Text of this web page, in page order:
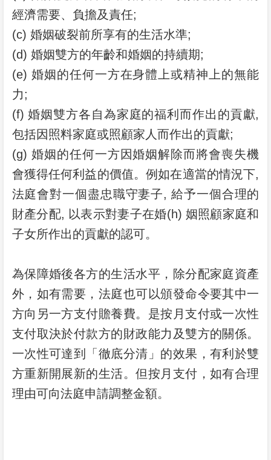
經濟需要、負擔及責任;
(c) 婚姻破裂前所享有的生活水準;
(d) 婚姻雙方的年齡和婚姻的持續期;
(e) 婚姻的任何一方在身體上或精神上的無能
力;
(f) 婚姻雙方各自為家庭的福利而作出的貢獻,
包括因照料家庭或照顧家人而作出的貢獻;
(g) 婚姻的任何一方因婚姻解除而將會喪失機
會獲得任何利益的價值。例如在適當的情況下,
法庭會對一個盡忠職守妻子, 給予一個合理的
財產分配, 以表示對妻子在婚(h) 姻照顧家庭和
子女所作出的貢獻的認可。
為保障婚後各方的生活水平，除分配家庭資產
外，如有需要，法庭也可以頒發命令要其中一
方向另一方支付贍養費。是按月支付或一次性
支付取決於付款方的財政能力及雙方的關係。
一次性可達到「徹底分清」的效果，有利於雙
方重新開展新的生活。但按月支付，如有合理
理由可向法庭申請調整金額。